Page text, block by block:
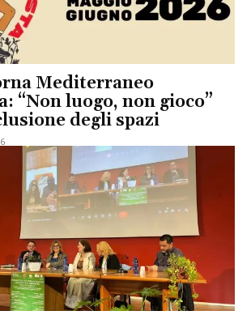
Mediterraneo
“Non luogo, non gioco”
degli spazi